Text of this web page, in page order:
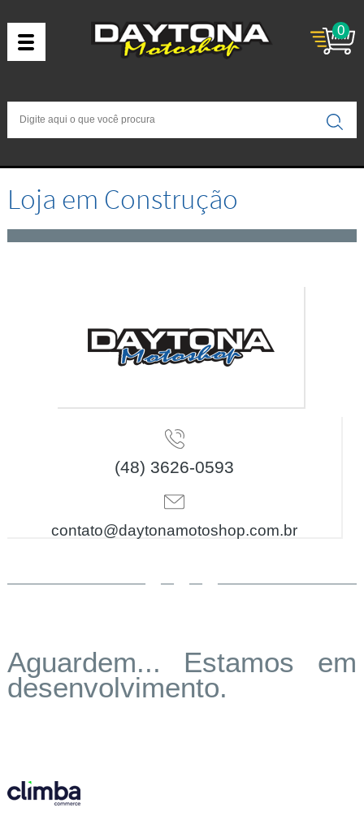
0
Loja em Construção
(48) 3626-0593
contato@daytonamotoshop.com.br
Aguardem... Estamos em
desenvolvimento.